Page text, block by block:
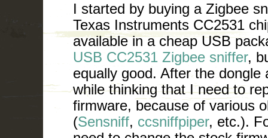
I started by buying a Zigbee
Texas Instruments CC2531
available in a cheap USB
USB CC2531 Zigbee sniffer,
equally good. After the dongle
while thinking that I need to
firmware, because of various
(Sensniff, ccsniffpiper, etc.).